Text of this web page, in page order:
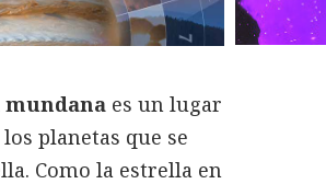
mundana es un lugar
planetas que se
Como la estrella en